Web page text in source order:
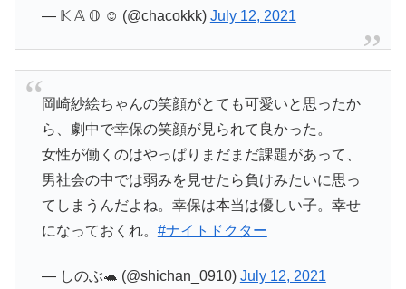
— 𝕂 𝔸 𝕆 ☺︎ (@chacokkk) July 12, 2021
岡崎紗絵ちゃんの笑顔がとても可愛いと思ったか
ら、劇中で幸保の笑顔が見られて良かった。
女性が働くのはやっぱりまだまだ課題があって、
男社会の中では弱みを見せたら負けみたいに思っ
てしまうんだよね。幸保は本当は優しい子。幸せ
になっておくれ。 #ナイトドクター
— しのぶ🐢 (@shichan_0910) July 12, 2021